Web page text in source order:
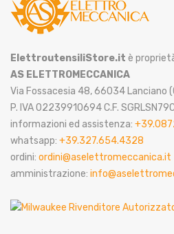
ElettroutensiliStore.it è
AS ELETTROMECCANICA
Via Fossacesia 48, 66034 Lanciano
P. IVA 02239910694 C.F.
informazioni ed assistenza:
whatsapp: +39.327.654.4328
ordini: ordini@aselettromeccanica.it
amministrazione: